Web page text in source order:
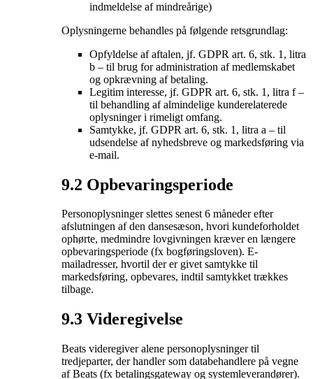
indmeldelse af mindreårige)
Oplysningerne behandles på følgende retsgrundlag:
Opfyldelse af aftalen, jf. GDPR art. 6, stk. 1, litra
b – til brug for administration af medlemskabet
og opkrævning af betaling.
Legitim interesse, jf. GDPR art. 6, stk. 1, litra f –
til behandling af almindelige kunderelaterede
oplysninger i rimeligt omfang.
Samtykke, jf. GDPR art. 6, stk. 1, litra a – til
udsendelse af nyhedsbreve og markedsføring via
e-mail.
9.2 Opbevaringsperiode
Personoplysninger slettes senest 6 måneder efter
afslutningen af den dansesæson, hvori kundeforholdet
ophørte, medmindre lovgivningen kræver en længere
opbevaringsperiode (fx bogføringsloven). E-
mailadresser, hvortil der er givet samtykke til
markedsføring, opbevares, indtil samtykket trækkes
tilbage.
9.3 Videregivelse
Beats videregiver alene personoplysninger til
tredjeparter, der handler som databehandlere på vegne
af Beats (fx betalingsgateway og systemleverandører).